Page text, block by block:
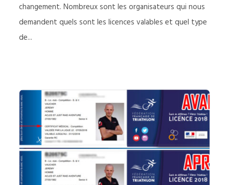
changement. Nombreux sont les organisateurs qui nous
demandent quels sont les licences valables et quel type
de...